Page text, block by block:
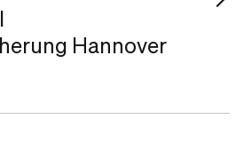
Hannover